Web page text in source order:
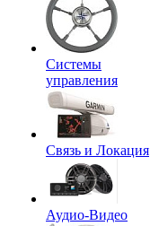
Системы
управления
Связь и Локация
Аудио-Видео